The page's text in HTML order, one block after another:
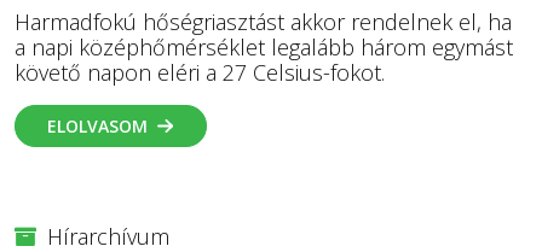
Harmadfokú hőségriasztást akkor rendelnek el, ha
a napi középhőmérséklet legalább három egymást
követő napon eléri a 27 Celsius-fokot.
ELOLVASOM
Hírarchívum